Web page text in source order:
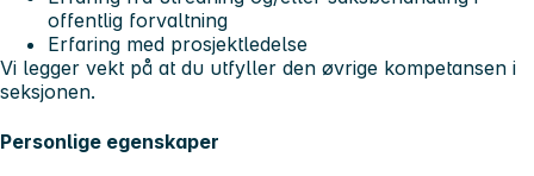
offentlig forvaltning
Erfaring med prosjektledelse
Vi legger vekt på at du utfyller den øvrige kompetansen i
seksjonen.
Personlige egenskaper